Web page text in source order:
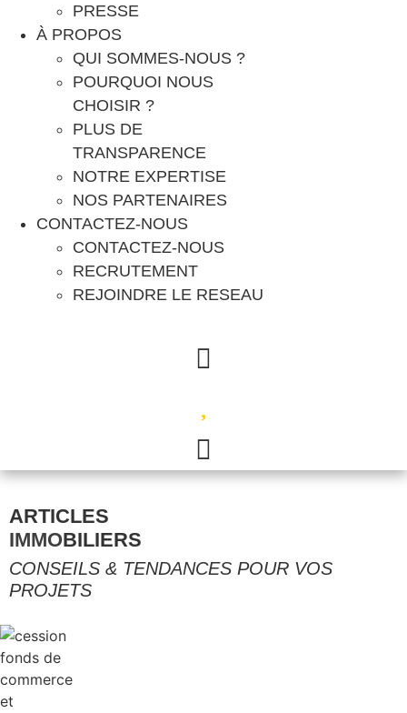
PRESSE
À PROPOS
QUI SOMMES-NOUS ?
POURQUOI NOUS
CHOISIR ?
PLUS DE
TRANSPARENCE
NOTRE EXPERTISE
NOS PARTENAIRES
CONTACTEZ-NOUS
CONTACTEZ-NOUS
RECRUTEMENT
REJOINDRE LE RESEAU
ARTICLES
IMMOBILIERS
CONSEILS & TENDANCES POUR VOS
PROJETS